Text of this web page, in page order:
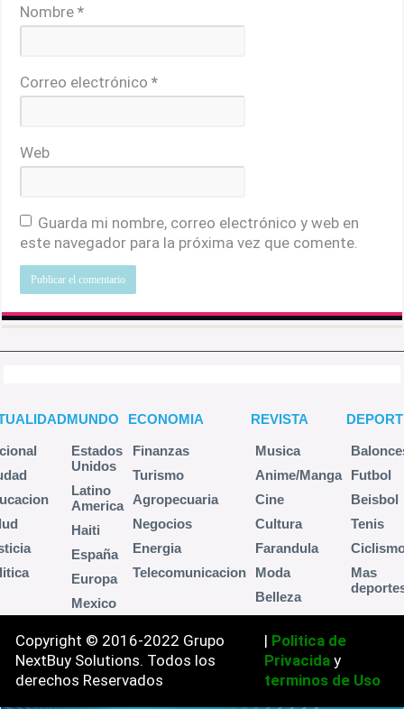
Nombre*
Correo electrónico*
Web
Guarda mi nombre, correo electrónico y web en
este navegador para la próxima vez que comente.
MUNDO
Estados
Unidos
Latino
America
Haiti
España
Europa
Mexico
ECONOMIA
Finanzas
Turismo
Agropecuaria
Negocios
Energia
Telecomunicacion
REVISTA
Musica
Anime/Manga
Cine
Cultura
Farandula
Moda
Belleza
Futbol
Beisbol
Tenis
Mas
Copyright © 2016-2022 Grupo
NextBuy Solutions. Todos los
derechos Reservados
| Politica de
Privacida y
terminos de Uso